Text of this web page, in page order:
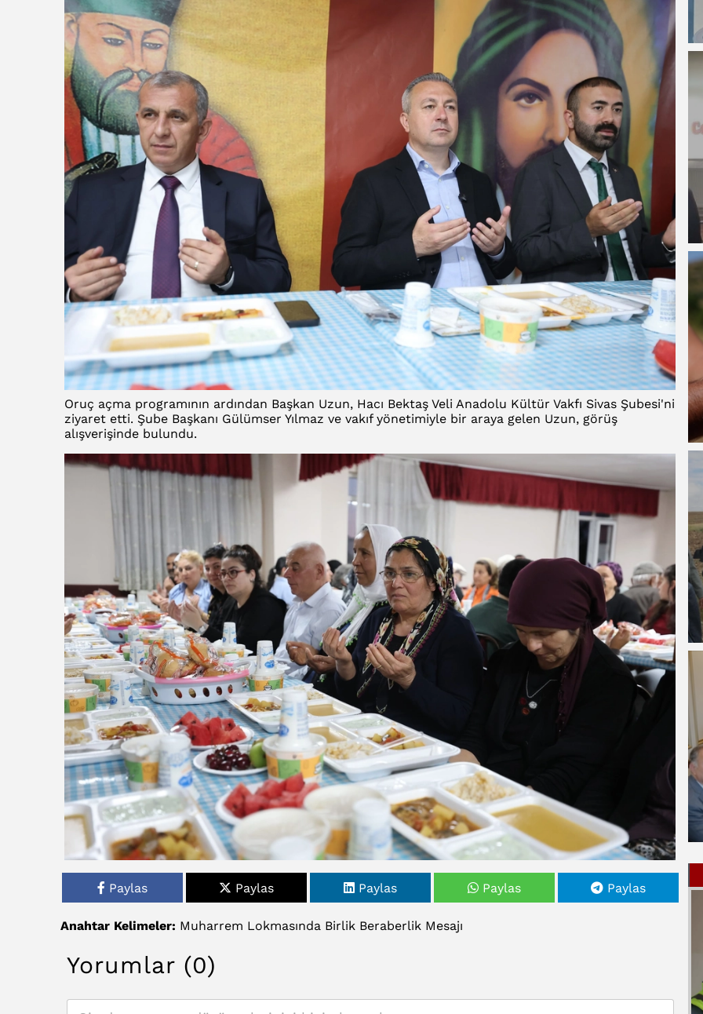
Oruç açma programının ardından Başkan Uzun, Hacı Bektaş Veli Anadolu Kültür Vakfı Sivas Şubesi'ni
ziyaret etti. Şube Başkanı Gülümser Yılmaz ve vakıf yönetimiyle bir araya gelen Uzun, görüş
alışverişinde bulundu.
Paylas Paylas Paylas Paylas Paylas
Anahtar Kelimeler: Muharrem Lokmasında Birlik Beraberlik Mesajı
Yorumlar (0)